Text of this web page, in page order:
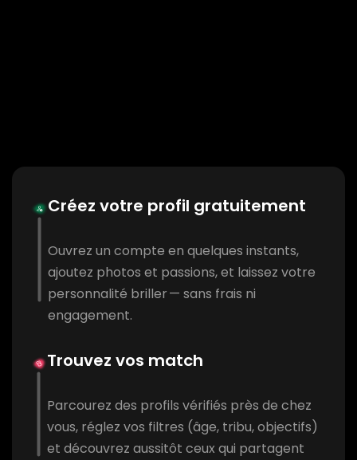
Créez votre profil gratuitement
Ouvrez un compte en quelques instants,
ajoutez photos et passions, et laissez votre
personnalité briller — sans frais ni
engagement.
Trouvez vos match
Parcourez des profils vérifiés près de chez
vous, réglez vos filtres (âge, tribu, objectifs)
et découvrez aussitôt ceux qui partagent